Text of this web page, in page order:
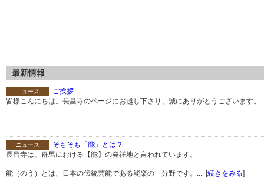
最新情報
ニュース
ご挨拶
皆様こんにちは。長昌寺のページにお越し下さり、誠にありがとうございます。
ニュース
そもそも「能」とは？
長昌寺は、群馬における【能】の発祥地と言われています。
能（のう）とは、日本の伝統芸能である能楽の一分野です。... [続きをみる]